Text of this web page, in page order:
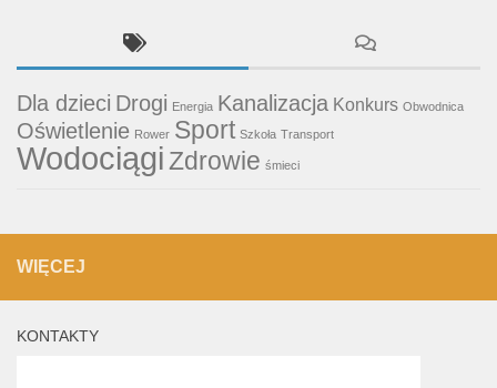
Dla dzieci Drogi Energia Kanalizacja Konkurs Obwodnica
Oświetlenie Rower Sport Szkoła Transport
WodociągiZdrowie śmieci
WIĘCEJ
KONTAKTY